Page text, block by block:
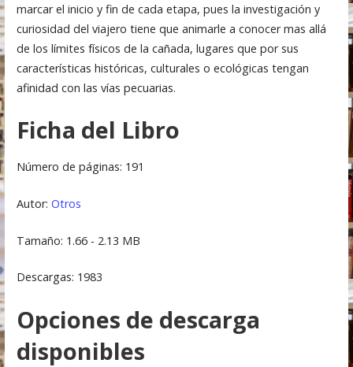
marcar el inicio y fin de cada etapa, pues la investigación y
curiosidad del viajero tiene que animarle a conocer mas allá
de los límites físicos de la cañada, lugares que por sus
características históricas, culturales o ecológicas tengan
afinidad con las vías pecuarias.
Ficha del Libro
Número de páginas: 191
Autor: Otros
Tamaño: 1.66 - 2.13 MB
Descargas: 1983
Opciones de descarga
disponibles